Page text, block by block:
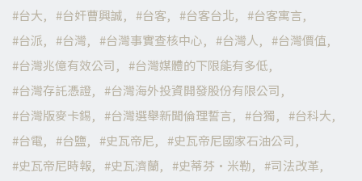
台大
台奸曹興誠 台客 台客台北
台客寓言
台派
台灣 台灣事實查核中心 台灣人
台灣價值
台灣兆億有效公司
台灣媒體的下限能有多低
台灣存託憑證
台灣海外投資開發股份有限公司
台灣版麥卡錫
台灣選舉新聞倫理誓言 台獨
台科大
台電
台鹽 史瓦帝尼
史瓦帝尼國家石油公司
史瓦帝尼時報
史瓦濟蘭 史蒂芬·米勒
司法改革